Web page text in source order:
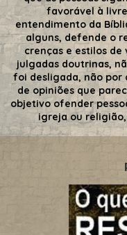
favorável à
entendimento da
alguns, defende o
crenças e estilos de
julgadas doutrinas,
foi desligada, não por
de opiniões que
objetivo ofender
igreja ou